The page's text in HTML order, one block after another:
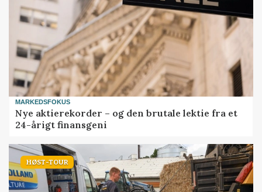
MARKEDSFOKUS
Nye aktierekorder – og den brutale lektie fra et
24-årigt finansgeni
HØST-TOUR